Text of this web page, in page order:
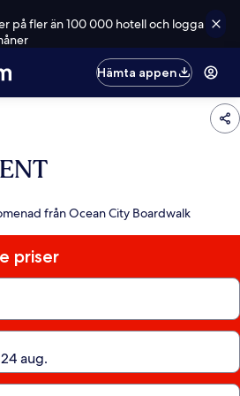
på fler än 100 000 hotell och logga
Hämta appen
från Ocean City Boardwalk
priser